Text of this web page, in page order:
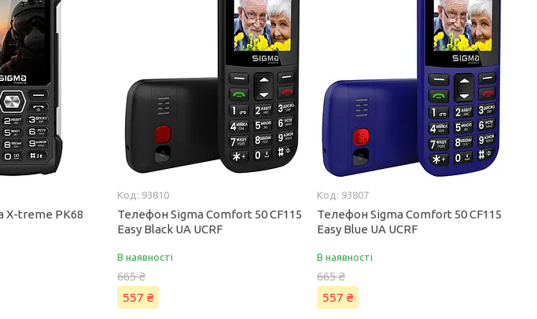
X-treme PK68
93810
Телефон Sigma Comfort 50 CF115
Easy Black UA UCRF
В наявності
665 ₴
557 ₴
93807
Телефон Sigma Comfort 50 CF115
Easy Blue UA UCRF
В наявності
665 ₴
557 ₴